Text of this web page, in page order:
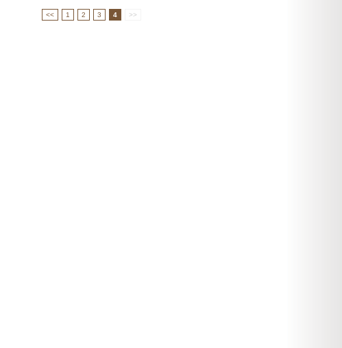
<< 1 2 3 4 >>